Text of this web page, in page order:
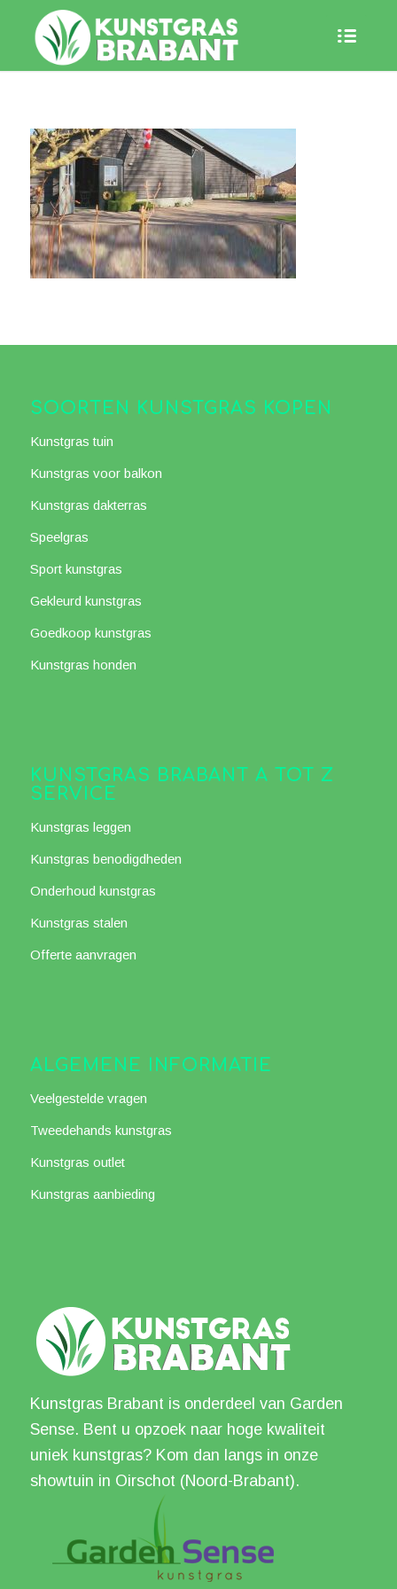
SOORTEN KUNSTGRAS KOPEN
Kunstgras tuin
Kunstgras voor balkon
Kunstgras dakterras
Speelgras
Sport kunstgras
Gekleurd kunstgras
Goedkoop kunstgras
Kunstgras honden
KUNSTGRAS BRABANT A TOT Z
SERVICE
Kunstgras leggen
Kunstgras benodigdheden
Onderhoud kunstgras
Kunstgras stalen
Offerte aanvragen
ALGEMENE INFORMATIE
Veelgestelde vragen
Tweedehands kunstgras
Kunstgras outlet
Kunstgras aanbieding
Kunstgras Brabant is onderdeel van Garden
Sense. Bent u opzoek naar hoge kwaliteit
uniek kunstgras? Kom dan langs in onze
showtuin in Oirschot (Noord-Brabant).